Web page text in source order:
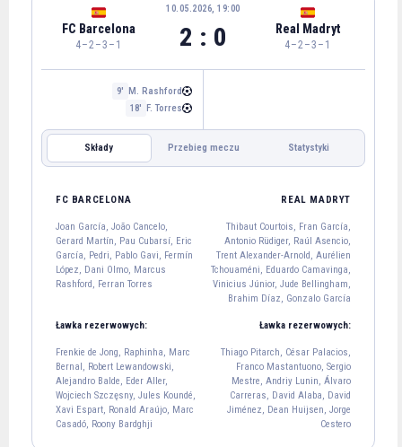
FC Barcelona
4–2–3–1
10.05.2026, 19:00
2 : 0 Real Madryt
4–2–3–1
9' M. Rashford
18' F. Torres
Składy Przebieg meczu Statystyki
REAL MADRYT
2
Gerard Martín
18 5 24
Pedri Pablo Gavi
6
Fermín López Marcus Rashford
FC BARCELONA REAL MADRYT
Joan García, João Cancelo,
Gerard Martín, Pau Cubarsí, Eric
García, Pedri, Pablo Gavi, Fermín
López, Dani Olmo, Marcus
Rashford, Ferran Torres
Thibaut Courtois, Fran García,
Antonio Rüdiger, Raúl Asencio,
Trent Alexander-Arnold, Aurélien
Tchouaméni, Eduardo Camavinga,
Vinicius Júnior, Jude Bellingham,
Brahim Díaz, Gonzalo García
Ławka rezerwowych: Ławka rezerwowych:
Frenkie de Jong, Raphinha, Marc
Bernal, Robert Lewandowski,
Alejandro Balde, Eder Aller,
Wojciech Szczęsny, Jules Koundé,
Xavi Espart, Ronald Araújo, Marc
Casadó, Roony Bardghji
Thiago Pitarch, César Palacios,
Franco Mastantuono, Sergio
Mestre, Andriy Lunin, Álvaro
Carreras, David Alaba, David
Jiménez, Dean Huijsen, Jorge
Cestero